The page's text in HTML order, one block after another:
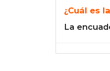
¿Cuál es
La